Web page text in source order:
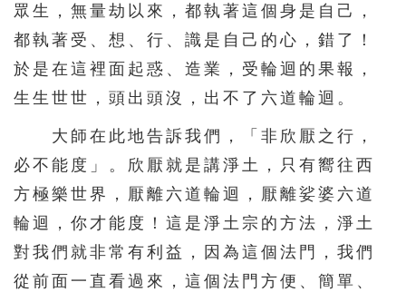
眾生，無量劫以來，都執著這個身是自己，
都執著受、想、行、識是自己的心，錯了！
於是在這裡面起惑、造業，受輪迴的果報，
生生世世，頭出頭沒，出不了六道輪迴。
大師在此地告訴我們，「非欣厭之行，
必不能度」。欣厭就是講淨土，只有嚮往西
方極樂世界，厭離六道輪迴，厭離娑婆六道
輪迴，你才能度！這是淨土宗的方法，淨土
對我們就非常有利益，因為這個法門，我們
從前面一直看過來，這個法門方便、簡單、